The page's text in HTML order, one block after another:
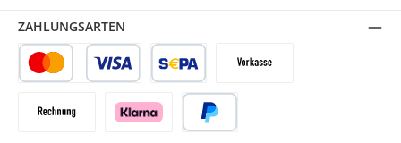
ZAHLUNGSARTEN
SEPA LastschriftVorkasse